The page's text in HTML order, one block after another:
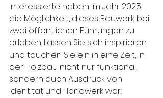
Interessierte haben im Jahr 2025
die Möglichkeit, dieses Bauwerk bei
zwei öffentlichen Führungen zu
erleben. Lassen Sie sich inspirieren
und tauchen Sie ein in eine Zeit, in
der Holzbau nicht nur funktional,
sondern auch Ausdruck von
Identität und Handwerk war.